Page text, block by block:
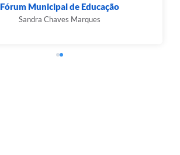
Fórum Municipal de Educação
Sandra Chaves Marques